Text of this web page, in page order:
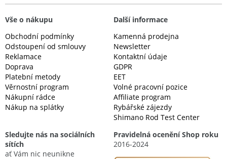
Vše o nákupu
Obchodní podmínky
Odstoupení od smlouvy
Reklamace
Doprava
Platební metody
Věrnostní program
Nákupní rádce
Nákup na splátky
Další informace
Kamenná prodejna
Newsletter
Kontaktní údaje
GDPR
EET
Volné pracovní pozice
Affiliate program
Rybářské zájezdy
Shimano Rod Test Center
Sledujte nás na sociálních
sítích
ať Vám nic neunikne
Pravidelná ocenění Shop roku
2016-2024